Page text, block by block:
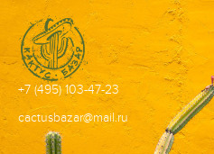
+7 (495) 103-47-23
cactusbazar@mail.ru